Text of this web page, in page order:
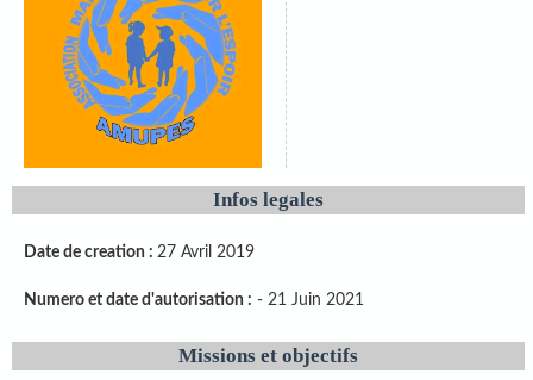
Infos legales
Date de creation : 27 Avril 2019
Numero et date d'autorisation : - 21 Juin 2021
Missions et objectifs